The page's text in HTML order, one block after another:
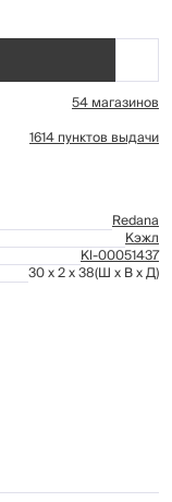
54 магазинов
1614 пунктов выдачи
Redana
Кэжл
Kl-00051437
30 x 2 x 38(Ш x В x Д)